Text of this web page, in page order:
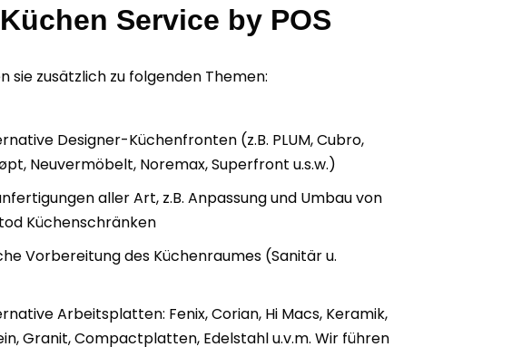
Service by POS
sie zusätzlich zu folgenden Themen:
Designer-Küchenfronten (z.B. PLUM, Cubro,
Neuvermöbelt, Noremax, Superfront u.s.w.)
aller Art, z.B. Anpassung und Umbau von
Küchenschränken
Vorbereitung des Küchenraumes (Sanitär u.
Arbeitsplatten: Fenix, Corian, Hi Macs, Keramik,
Granit, Compactplatten, Edelstahl u.v.m. Wir führen